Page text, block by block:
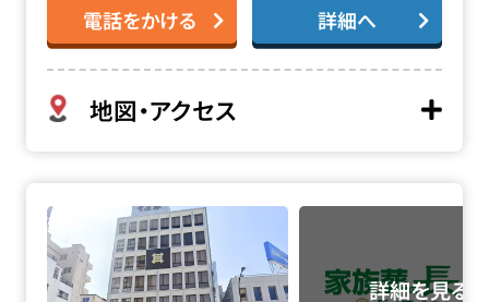
電話をかける 詳細へ
地図・アクセス
春慶寺の詳細へ